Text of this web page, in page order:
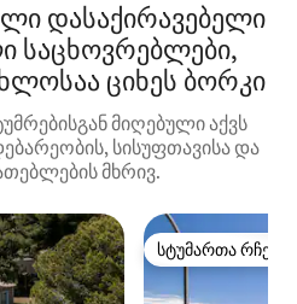
დასაქირავებელი
საცხოვრებლები,
ციხეს ბორკი
მიღებული აქვს
სისუფთავისა და
მხრივ.
სტუმართა
სტუმართა